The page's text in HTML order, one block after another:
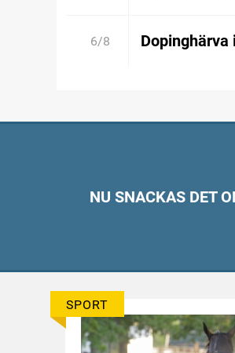
6/8 Dopinghärva
NU SNACKAS DET
SPORT